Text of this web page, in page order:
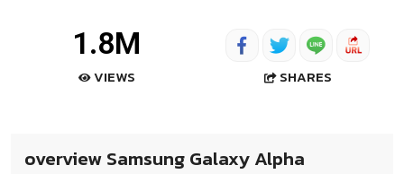
1.8M
VIEWS SHARES
overview Samsung Galaxy Alpha